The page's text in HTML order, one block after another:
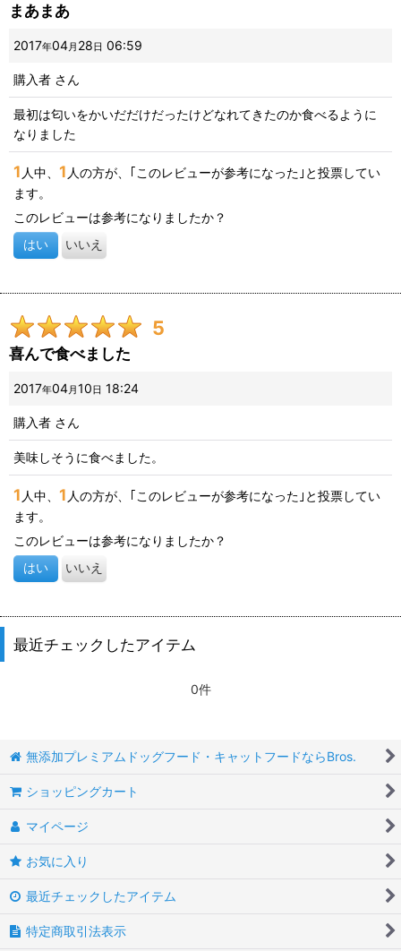
まあまあ
2017年04月 28 日 06:59
購入者 さん
最初は匂いをかいだだけだったけどなれてきたのか食べるように
なりました
1 人中、 1 人の方が、｢このレビューが参考になった｣と投票してい
ます。
このレビューは参考になりましたか？
はい いいえ
5
喜んで食べました
2017年04月 10 日 18:24
購入者 さん
美味しそうに食べました。
1 人中、 1 人の方が、｢このレビューが参考になった｣と投票してい
ます。
このレビューは参考になりましたか？
はい いいえ
最近チェックしたアイテム
0件
無添加プレミアムドッグフード・キャットフードならBros.
ショッピングカート
マイページ
お気に入り
最近チェックしたアイテム
特定商取引法表示